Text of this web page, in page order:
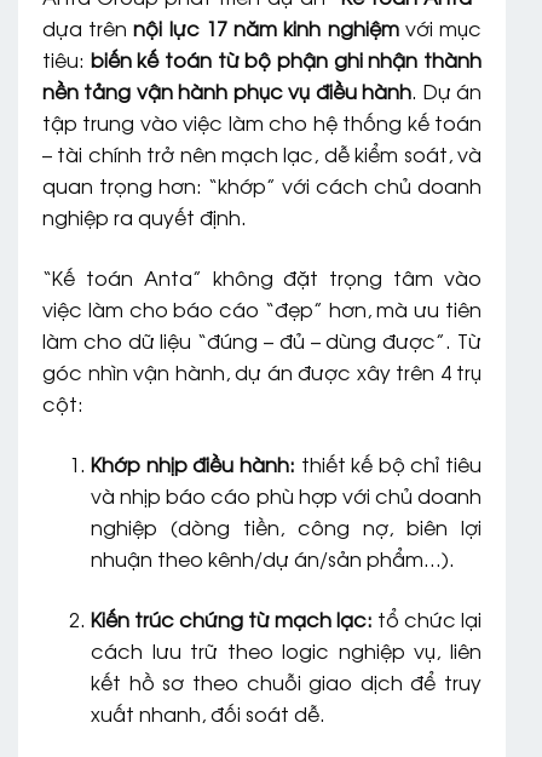
dựa trênnội lực 17 năm kinh nghiệmvới mục
tiêu: biến kế toán từ bộ phận ghi nhận thành
nền tảng vận hành phục vụ điều hành. Dự án
tập trung vào việc làm cho hệ thống kế toán
– tài chính trở nên mạch lạc, dễ kiểm soát, và
quan trọng hơn: “khớp” với cách chủ doanh
nghiệp ra quyết định.
“Kế toán Anta” không đặt trọng tâm vào
việc làm cho báo cáo “đẹp” hơn, mà ưu tiên
làm cho dữ liệu “đúng – đủ – dùng được”. Từ
góc nhìn vận hành, dự án được xây trên 4 trụ
cột:
Khớp nhịp điều hành: thiết kế bộ chỉ tiêu
và nhịp báo cáo phù hợp với chủ doanh
nghiệp (dòng tiền, công nợ, biên lợi
nhuận theo kênh/dự án/sản phẩm…).
Kiến trúc chứng từ mạch lạc: tổ chức lại
cách lưu trữ theo logic nghiệp vụ, liên
kết hồ sơ theo chuỗi giao dịch để truy
xuất nhanh, đối soát dễ.